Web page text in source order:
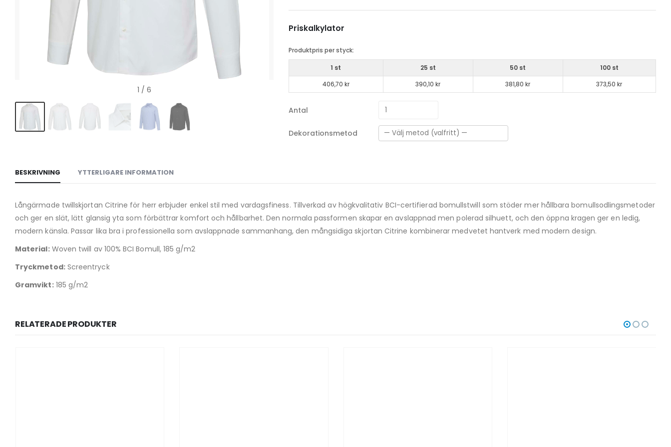
1 / 6
Priskalkylator
Produktpris per styck:
1 st 25 st 50 st 100 st
406,70 kr 390,10 kr 381,80 kr 373,50 kr
Antal
Dekorationsmetod
BESKRIVNING YTTERLIGARE INFORMATION
Långärmade twillskjortan Citrine för herr erbjuder enkel stil med vardagsfiness. Tillverkad av högkvalitativ BCI-certifierad bomullstwill som stöder mer hållbara bomullsodlingsmetoder
och ger en slät, lätt glansig yta som förbättrar komfort och hållbarhet. Den normala passformen skapar en avslappnad men polerad silhuett, och den öppna kragen ger en ledig,
modern känsla. Passar lika bra i professionella som avslappnade sammanhang, den mångsidiga skjortan Citrine kombinerar medvetet hantverk med modern design.
Material:Woven twill av 100% BCI Bomull, 185 g/m2
Tryckmetod:Screentryck
Gramvikt:185 g/m2
RELATERADE PRODUKTER